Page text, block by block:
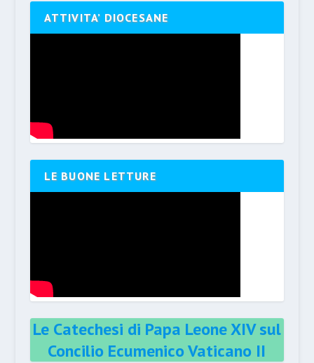
ATTIVITA’ DIOCESANE
LE BUONE LETTURE
Le Catechesi di Papa Leone XIV sul
Concilio Ecumenico Vaticano II